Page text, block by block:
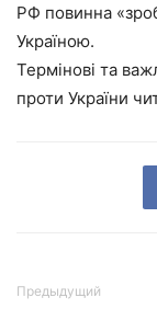
РФ повинна
Україною.
Термінові та
проти України
Предыдущий